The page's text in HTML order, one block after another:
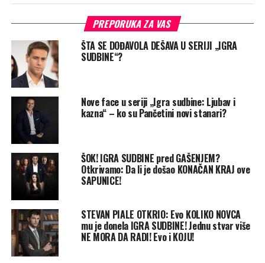
PREPORUKA ZA VAS
ŠTA SE DOĐAVOLA DEŠAVA U SERIJI „IGRA
SUDBINE“?
Nove face u seriji „Igra sudbine: Ljubav i
kazna“ – ko su Pančetini novi stanari?
ŠOK! IGRA SUDBINE pred GAŠENJEM?
Otkrivamo: Da li je došao KONAČAN KRAJ ove
SAPUNICE!
STEVAN PIALE OTKRIO: Evo KOLIKO NOVCA
mu je donela IGRA SUDBINE! Jednu stvar više
NE MORA DA RADI! Evo i KOJU!